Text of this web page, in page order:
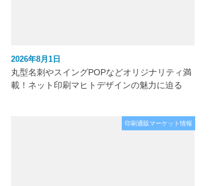
2026年8月1日
丸型名刺やスイングPOPなどオリジナリティ満
載！ネット印刷マヒトデザインの魅力に迫る
印刷通販マーケット情報